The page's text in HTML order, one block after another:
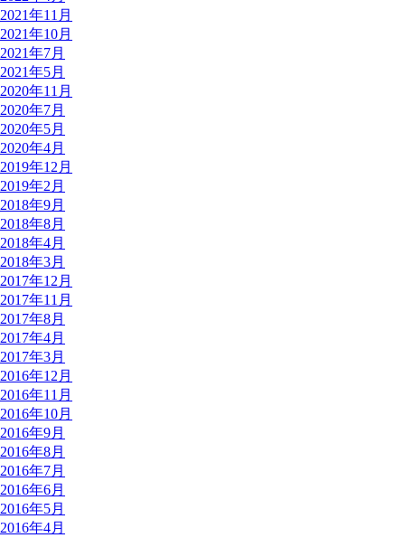
2021年11月
2021年10月
2021年7月
2021年5月
2020年11月
2020年7月
2020年5月
2020年4月
2019年12月
2019年2月
2018年9月
2018年8月
2018年4月
2018年3月
2017年12月
2017年11月
2017年8月
2017年4月
2017年3月
2016年12月
2016年11月
2016年10月
2016年9月
2016年8月
2016年7月
2016年6月
2016年5月
2016年4月